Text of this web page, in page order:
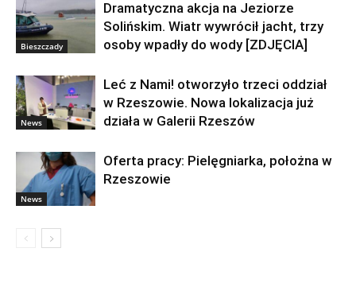
Bieszczady
Dramatyczna akcja na Jeziorze
Solińskim. Wiatr wywrócił jacht, trzy
osoby wpadły do wody [ZDJĘCIA]
News
Leć z Nami! otworzyło trzeci oddział
w Rzeszowie. Nowa lokalizacja już
działa w Galerii Rzeszów
News
Oferta pracy: Pielęgniarka, położna w
Rzeszowie